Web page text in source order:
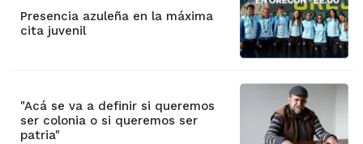
Presencia azuleña en la máxima
cita juvenil
"Acá se va a definir si queremos
ser colonia o si queremos ser
patria"